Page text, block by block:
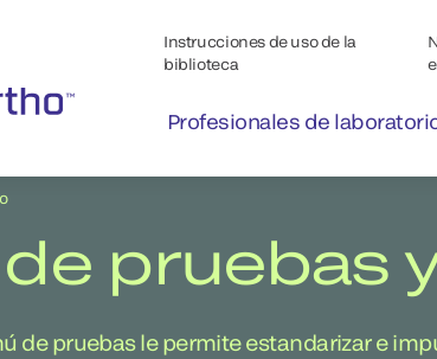
Instrucciones de uso de la
biblioteca
Profesionales de
pruebas
de pruebas le permite estandarizar e